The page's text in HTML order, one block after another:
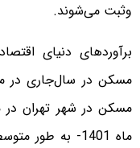
وثبت می‌‌‌‌شوند.
برآوردهای دنیای
مسکن در سال‌جاری در
مسکن در شهر تهران در